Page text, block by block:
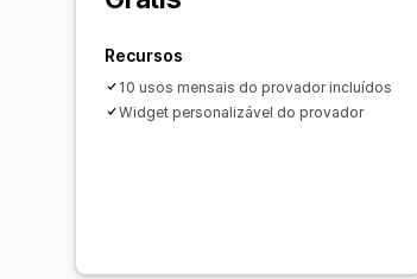
Recursos
10 usos mensais do provador incluídos
Widget personalizável do provador